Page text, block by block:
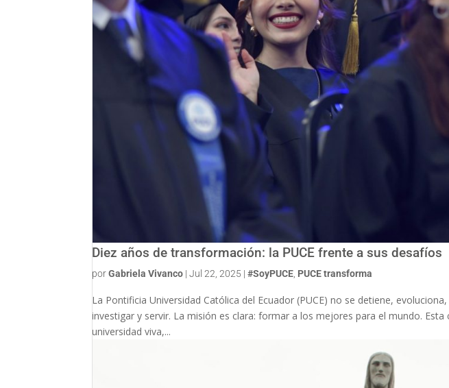
Diez años de transformación: la PUCE frente a sus desafíos
porGabriela Vivanco |Jul 22, 2025 |#SoyPUCE PUCE transforma
La Pontificia Universidad Católica del Ecuador (PUCE) no se detiene,
investigar y servir. La misión es clara: formar a los mejores para el mundo.
universidad viva,...